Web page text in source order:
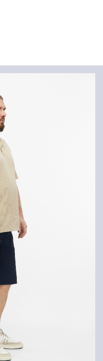
4-8 pracovných dní
do 14 dní.